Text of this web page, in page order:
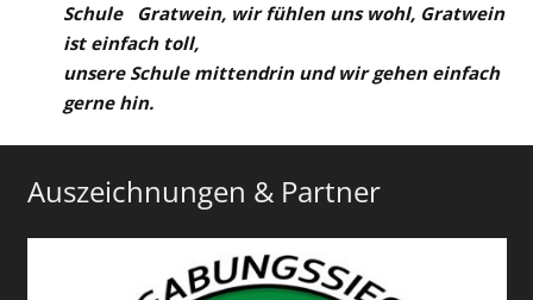
Schule Gratwein, wir fühlen uns wohl, Gratwein
ist einfach toll,
unsere Schule mittendrin und wir gehen einfach
gerne hin.
Auszeichnungen & Partner